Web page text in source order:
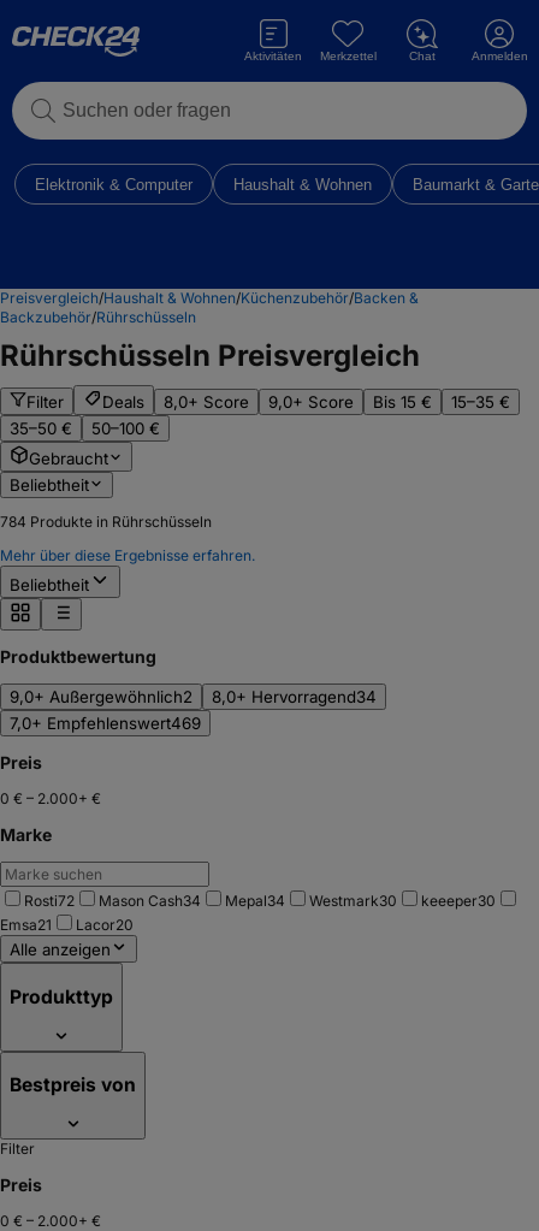
Suchen oder fragen
Aktivitäten Merkzettel Chat Anmelden
Elektronik & Computer Haushalt & Wohnen Baumarkt &
Preisvergleich/Haushalt & Wohnen/Küchenzubehör/Backen &
Backzubehör/Rührschüsseln
Rührschüsseln Preisvergleich
Filter Deals 8,0+ Score 9,0+ Score Bis 15 €
15–35 €
35–50 €
50–100 €
Gebraucht
Beliebtheit
784 Produkte in Rührschüsseln
Mehr über diese Ergebnisse erfahren.
Beliebtheit
Produktbewertung
9,0+ Außergewöhnlich2 8,0+ Hervorragend34
7,0+ Empfehlenswert469
Preis
0 € – 2.000+ €
Marke
Rosti72 Mason Cash34 Mepal34 Westmark30 keeeper30
Emsa21 Lacor20
Alle anzeigen
Produkttyp
Bestpreis von
Filter
Preis
0 € – 2.000+ €